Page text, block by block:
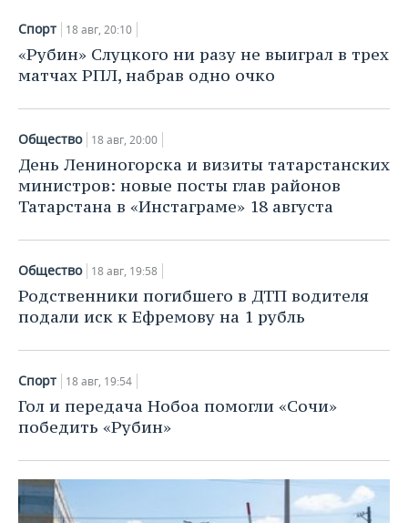
Спорт 18 авг, 20:10
«Рубин» Слуцкого ни разу не выиграл в трех
матчах РПЛ, набрав одно очко
Общество 18 авг, 20:00
День Лениногорска и визиты татарстанских
министров: новые посты глав районов
Татарстана в «Инстаграме» 18 августа
Общество 18 авг, 19:58
Родственники погибшего в ДТП водителя
подали иск к Ефремову на 1 рубль
Спорт 18 авг, 19:54
Гол и передача Нобоа помогли «Сочи»
победить «Рубин»